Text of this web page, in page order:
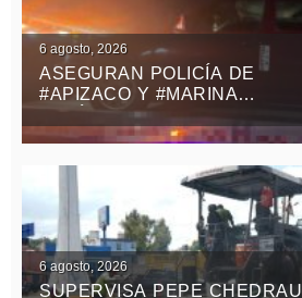
6 agosto, 2026
ASEGURAN POLICÍA DE
#APIZACO Y #MARINA
VEHÍCULO CON REPORTE DE
ROBO Y DETIENEN A UN
6 agosto, 2026
SUPERVISA PEPE CHEDRAUI